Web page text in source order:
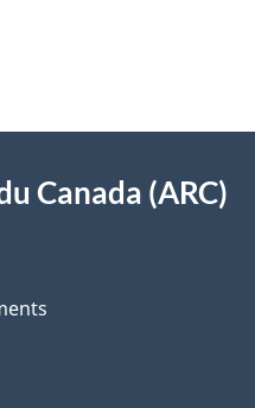
Canada (ARC)